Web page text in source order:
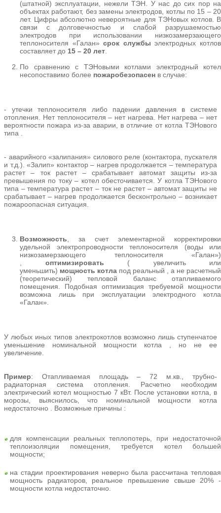
(штатной) эксплуатации, нежели ТЭН. У нас до сих пор на
объектах работают, без замены электродов, котлы по 15 – 20
лет. Цифры абсолютно невероятные для ТЭНовых котлов. В
связи с долговечностью и слабой разрушаемостью
электродов при использовании низкозамерзающего
теплоносителя «Галан»срок службы электродных котлов
составляет до 15 – 20 лет
По сравнению с ТЭНовыми котлами электродный котел
несопоставимо более пожаробезопасен в случае:
- утечки теплоносителя либо падении давления в системе
отопления. Нет теплоносителя – нет нагрева. Нет нагрева – нет
вероятности пожара из-за аварии, в отличие от котла ТЭНового
типа .
- аварийного «залипания» силового реле (контактора, пускателя
и т.д.). «Залип» контактор – нагрев продолжается – температура
растет – ток растет – срабатывает автомат защиты из-за
превышения по току – котел обесточивается. У котла ТЭНового
типа – температура растет – ток не растет – автомат защиты не
срабатывает – нагрев продолжается бесконтрольно – возникает
пожароопасная ситуация.
Возможность , за счет элементарной корректировки
удельной электропроводности теплоносителя (воды или
низкозамерзающего теплоносителя «Галан»)
оптимизировать ( увеличить или
уменьшить) мощность котла под реальный , а не расчетный
(теоретический) тепловой баланс отапливаемого
помещения. Подобная оптимизация требуемой мощности
возможна лишь при эксплуатации электродного котла
«Галан».
У любых иных типов электрокотлов возможно лишь ступенчатое
уменьшение номинальной мощности котла , но не ее
увеличение.
Пример: Отапливаемая площадь – 72 м.кв., трубно-
радиаторная система отопления. Расчетно необходим
электрический котел мощностью 7 кВт. После установки котла, в
морозы, выяснилось, что номинальной мощности котла
недостаточно . Возможные причины :
для компенсации реальных теплопотерь, при недостаточной
теплоизоляции помещения, требуется котел большей
мощности;
на стадии проектирования неверно была рассчитана тепловая
мощность радиаторов, реальное превышение свыше 20% -
мощности котла недостаточно.